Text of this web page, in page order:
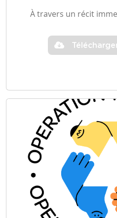
À travers un récit